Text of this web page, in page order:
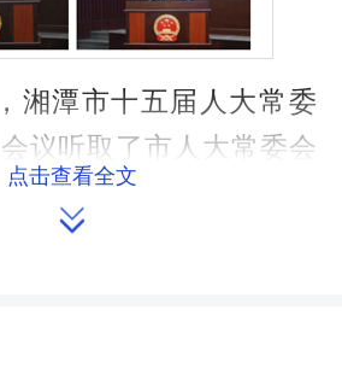
湘潭市十五届人大常委
议听取了市人大常委会
府工作部门主要负责人
31名政府部门主要负责
点击查看全文
